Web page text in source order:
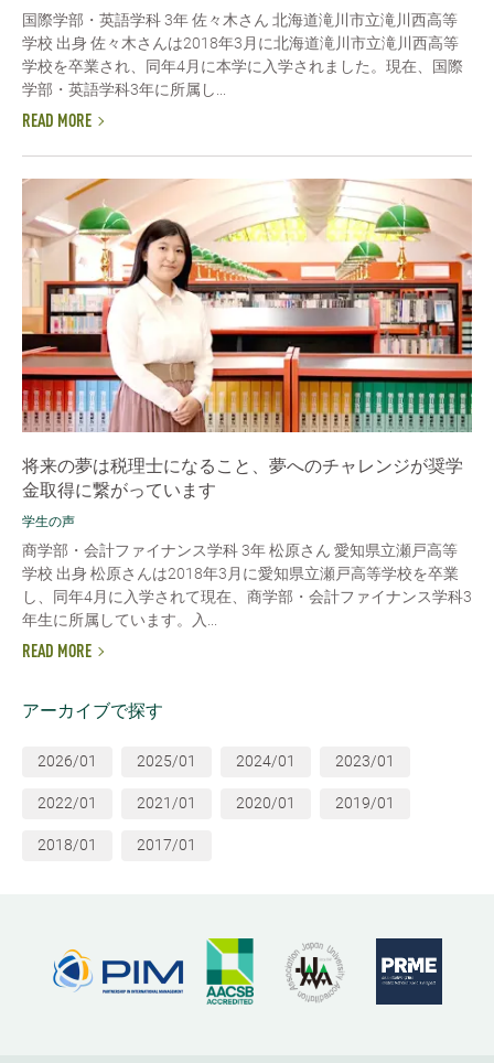
国際学部・英語学科 3年 佐々木さん 北海道滝川市立滝川西高等
学校 出身 佐々木さんは2018年3月に北海道滝川市立滝川西高等
学校を卒業され、同年4月に本学に入学されました。現在、国際
学部・英語学科3年に所属し...
READ MORE
将来の夢は税理士になること、夢へのチャレンジが奨学
金取得に繋がっています
学生の声
商学部・会計ファイナンス学科 3年 松原さん 愛知県立瀬戸高等
学校 出身 松原さんは2018年3月に愛知県立瀬戸高等学校を卒業
し、同年4月に入学されて現在、商学部・会計ファイナンス学科3
年生に所属しています。入...
READ MORE
アーカイブで探す
2026/01 2025/01 2024/01 2023/01
2022/01 2021/01 2020/01 2019/01
2018/01 2017/01